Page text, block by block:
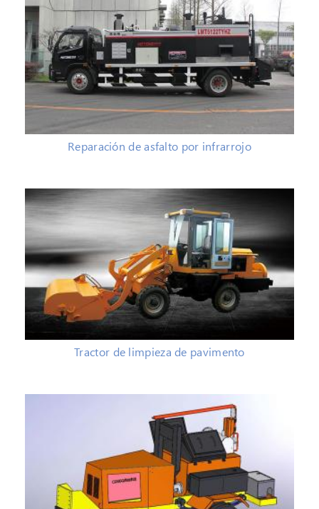
Reparación de asfalto por infrarrojo
Tractor de limpieza de pavimento